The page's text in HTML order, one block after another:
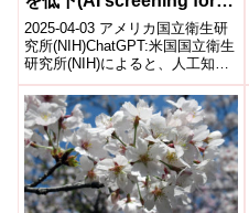
opioid use disorder
associated with fewer
hospital readmissions)
2025-04-03 アメリカ国立衛生研
究所(NIH)ChatGPT:​米国国立衛生
研究所(NIH)によると、人工知能
(AI)を活用したスクリーニングツ
ールが、...